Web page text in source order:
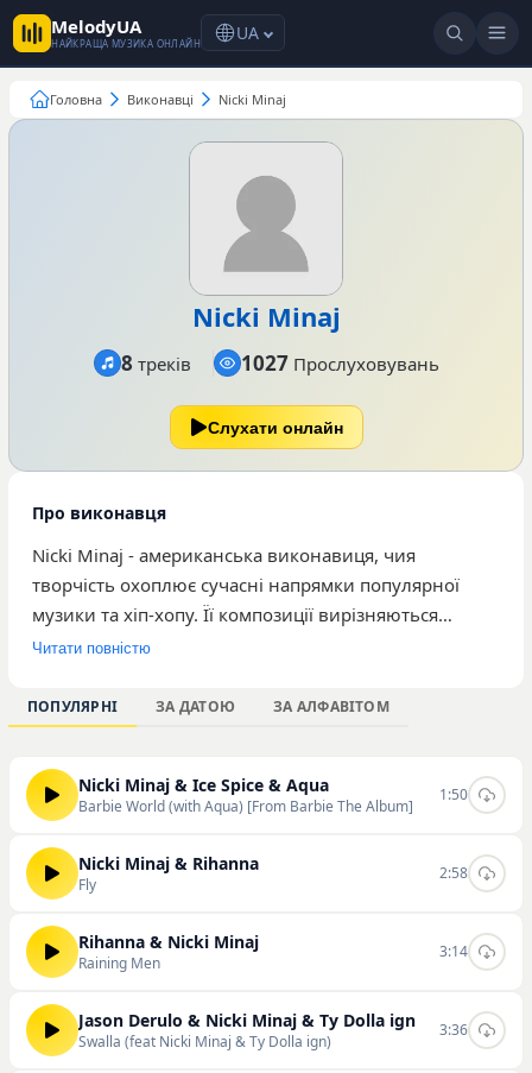
MelodyUA
НАЙКРАЩА МУЗИКА ОНЛАЙН UA
Головна Виконавці Nicki Minaj
Nicki Minaj
8 треків 1027Прослуховувань
Слухати онлайн
Про виконавця
Nicki Minaj - американська виконавиця, чия
творчість охоплює сучасні напрямки популярної
музики та хіп-хопу. Її композиції вирізняються
енергійним ритмом та характерною манерою
слухачів. На нашому сайті представлено 8 треків
артистки, серед яких найбільш прослуховуваними є
Загальна кількість відтворень її музики на порталі
становить 488 разів, що свідчить про стабільний
інтерес користувачів до її релізів. Ви можете
ознайомитися з повною добіркою композицій, а
нашому сайті.
Читати повністю
ПОПУЛЯРНІ ЗА ДАТОЮ ЗА АЛФАВІТОМ
Nicki Minaj & Ice Spice & Aqua
Barbie World (with Aqua) [From Barbie The Album]
1:50
Nicki Minaj & Rihanna
Fly
2:58
Rihanna & Nicki Minaj
Raining Men
3:14
Jason Derulo & Nicki Minaj & Ty Dolla ign
Swalla (feat Nicki Minaj & Ty Dolla ign)
3:36